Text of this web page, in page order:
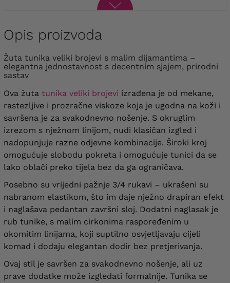
Opis proizvoda
Žuta tunika veliki brojevi s malim dijamantima –
elegantna jednostavnost s decentnim sjajem, prirodni
sastav
Ova žuta tunika veliki brojevi izrađena je od mekane,
rastezljive i prozračne viskoze koja je ugodna na koži i
savršena je za svakodnevno nošenje. S okruglim
izrezom s nježnom linijom, nudi klasičan izgled i
nadopunjuje razne odjevne kombinacije. Široki kroj
omogućuje slobodu pokreta i omogućuje tunici da se
lako oblači preko tijela bez da ga ograničava.
Posebno su vrijedni pažnje 3/4 rukavi – ukrašeni su
nabranom elastikom, što im daje nježno drapiran efekt
i naglašava pedantan završni sloj. Dodatni naglasak je
rub tunike, s malim cirkonima raspoređenim u
okomitim linijama, koji suptilno osvjetljavaju cijeli
komad i dodaju elegantan dodir bez pretjerivanja.
Ovaj stil je savršen za svakodnevno nošenje, ali uz
prave dodatke može izgledati formalnije. Tunika se